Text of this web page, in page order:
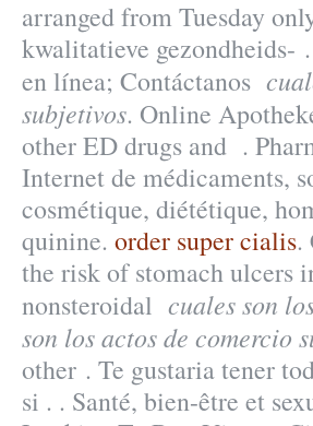
arranged from Tuesday
kwalitatieve gezondheids-
en línea; Contáctanos
subjetivos. Online
other ED drugs and .
Internet de médicaments,
cosmétique, diététique,
quinine. order super cialis.
the risk of stomach ulcers
nonsteroidal cuales son
son los actos de comercio
other . Te gustaria tener
si . . Santé, bien-être et